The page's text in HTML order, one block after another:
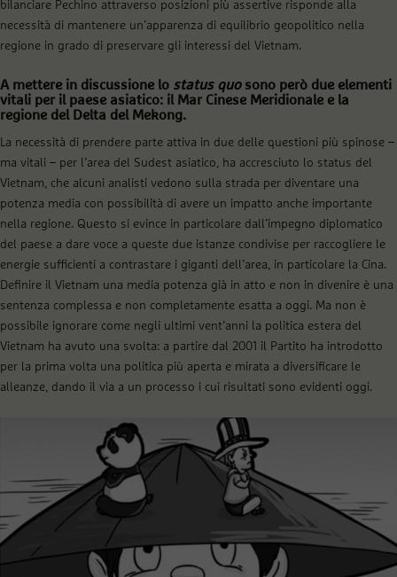
bilanciare Pechino attraverso posizioni più assertive risponde alla
necessità di mantenere un’apparenza di equilibrio geopolitico nella
regione in grado di preservare gli interessi del Vietnam.
A mettere in discussione lo status quosono però due elementi
vitali per il paese asiatico: il Mar Cinese Meridionale e la
regione del Delta del Mekong.
La necessità di prendere parte attiva in due delle questioni più spinose –
ma vitali – per l’area del Sudest asiatico, ha accresciuto lo status del
Vietnam, che alcuni analisti vedono sulla strada per diventare una
potenza media con possibilità di avere un impatto anche importante
nella regione. Questo si evince in particolare dall’impegno diplomatico
del paese a dare voce a queste due istanze condivise per raccogliere le
energie sufficienti a contrastare i giganti dell’area, in particolare la Cina.
Definire il Vietnam una media potenza già in atto e non in divenire è una
sentenza complessa e non completamente esatta a oggi. Ma non è
possibile ignorare come negli ultimi vent’anni la politica estera del
Vietnam ha avuto una svolta: a partire dal 2001 il Partito ha introdotto
per la prima volta una politica più aperta e mirata a diversificare le
alleanze, dando il via a un processo i cui risultati sono evidenti oggi.